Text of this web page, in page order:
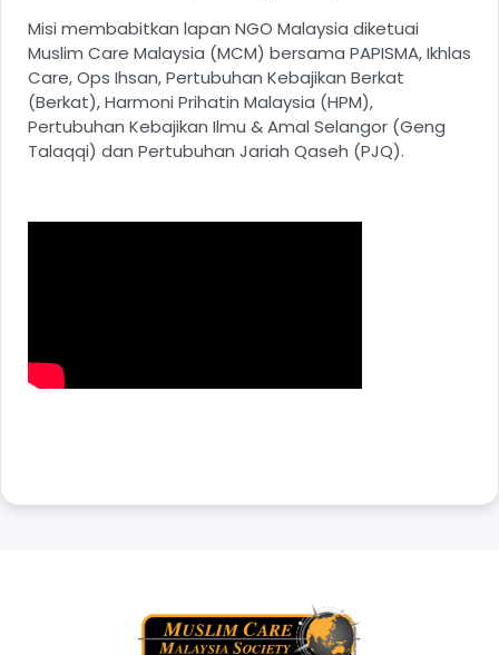
Misi membabitkan lapan NGO Malaysia diketuai
Muslim Care Malaysia (MCM) bersama PAPISMA, Ikhlas
Care, Ops Ihsan, Pertubuhan Kebajikan Berkat
(Berkat), Harmoni Prihatin Malaysia (HPM),
Pertubuhan Kebajikan Ilmu & Amal Selangor (Geng
Talaqqi) dan Pertubuhan Jariah Qaseh (PJQ).